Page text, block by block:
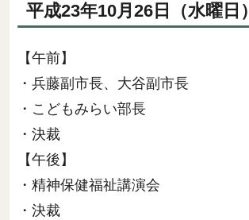
平成23年10月26日（水曜日）
【午前】
・兵藤副市長、大谷副市長
・こどもみらい部長
・決裁
【午後】
・精神保健福祉講演会
・決裁